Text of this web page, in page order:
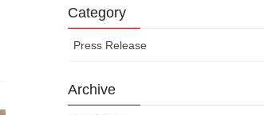
Category
Press Release
Archive